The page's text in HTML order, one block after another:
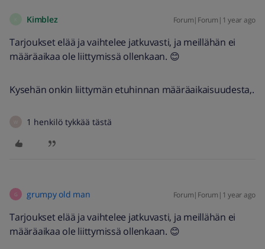
Kimblez Forum|Forum|1 year ago
Tarjoukset elää ja vaihtelee jatkuvasti, ja meillähän ei
määräaikaa ole liittymissä ollenkaan. 😊
Kysehän onkin liittymän etuhinnan määräaikaisuudesta,.
1 henkilö tykkää tästä
G grumpy old man Forum|Forum|1 year ago
Tarjoukset elää ja vaihtelee jatkuvasti, ja meillähän ei
määräaikaa ole liittymissä ollenkaan. 😊